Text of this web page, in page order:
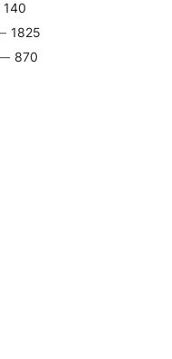
140
1825
870